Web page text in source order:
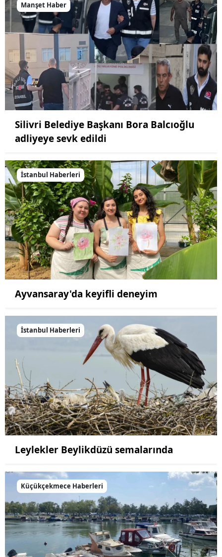
Manşet Haber
Silivri Belediye Başkanı Bora Balcıoğlu
adliyeye sevk edildi
İstanbul Haberleri
Ayvansaray'da keyifli deneyim
İstanbul Haberleri
Leylekler Beylikdüzü semalarında
Küçükçekmece Haberleri